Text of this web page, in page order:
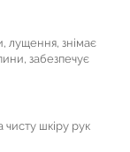
лущення, знімає
забезпечує
чисту шкіру рук